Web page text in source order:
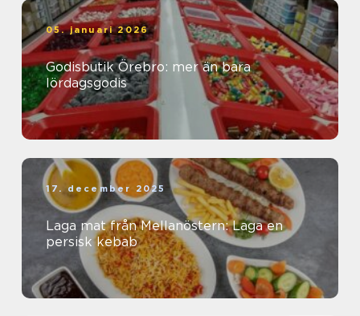
05. januari 2026
Godisbutik Örebro: mer än bara
lördagsgodis
17. december 2025
Laga mat från Mellanöstern: Laga en
persisk kebab